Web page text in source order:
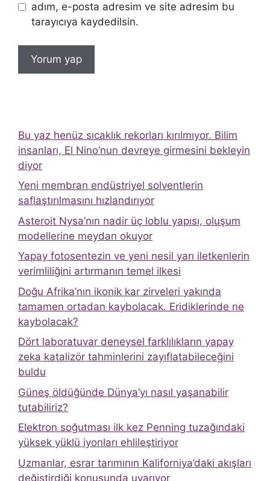
adım, e-posta adresim ve site adresim bu
tarayıcıya kaydedilsin.
Bu yaz henüz sıcaklık rekorları kırılmıyor. Bilim
insanları, El Nino’nun devreye girmesini bekleyin
diyor
Yeni membran endüstriyel solventlerin
saflaştırılmasını hızlandırıyor
Asteroit Nysa’nın nadir üç loblu yapısı, oluşum
modellerine meydan okuyor
Yapay fotosentezin ve yeni nesil yarı iletkenlerin
verimliliğini artırmanın temel ilkesi
Doğu Afrika’nın ikonik kar zirveleri yakında
tamamen ortadan kaybolacak. Eridiklerinde ne
kaybolacak?
Dört laboratuvar deneysel farklılıkların yapay
zeka katalizör tahminlerini zayıflatabileceğini
buldu
Güneş öldüğünde Dünya’yı nasıl yaşanabilir
tutabiliriz?
Elektron soğutması ilk kez Penning tuzağındaki
yüksek yüklü iyonları ehlileştiriyor
Uzmanlar, esrar tarımının Kaliforniya’daki akışları
değiştirdiği konusunda uyarıyor